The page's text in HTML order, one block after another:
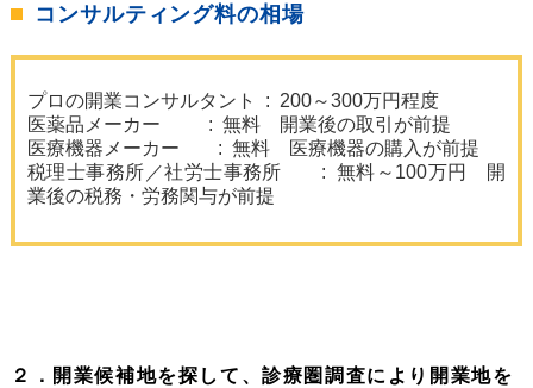
コンサルティング料の相場
プロの開業コンサルタント : 200～300万円程度
医薬品メーカー : 無料 開業後の取引が前提
医療機器メーカー : 無料 医療機器の購入が前提
税理士事務所／社労士事務所 : 無料～100万円 開
業後の税務・労務関与が前提
２．開業候補地を探して、診療圏調査により開業地を